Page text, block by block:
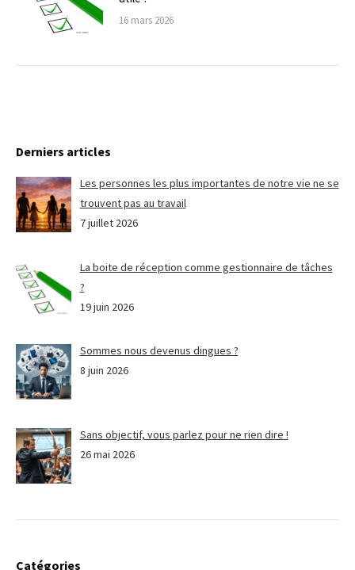
16 mars 2026
Derniers articles
Les personnes les plus importantes de notre vie ne se
trouvent pas au travail
7 juillet 2026
La boite de réception comme gestionnaire de tâches
?
19 juin 2026
Sommes nous devenus dingues ?
8 juin 2026
Sans objectif, vous parlez pour ne rien dire !
26 mai 2026
Catégories